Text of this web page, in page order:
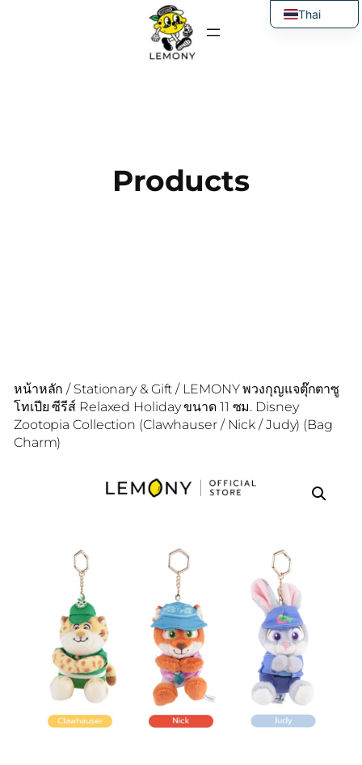
Products
หน้าหลัก / Stationary & Gift / LEMONY พวงกุญแจตุ๊กตาซู
โทเปีย ซีรีส์ Relaxed Holiday ขนาด 11 ซม. Disney
Zootopia Collection (Clawhauser / Nick / Judy) (Bag
Charm)
Thai